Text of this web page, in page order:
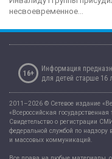
31 июля, 10:17
24 июля, 12:29
В Калмыкии, в
прошла...
20 июля, 09:39
Сегодня —